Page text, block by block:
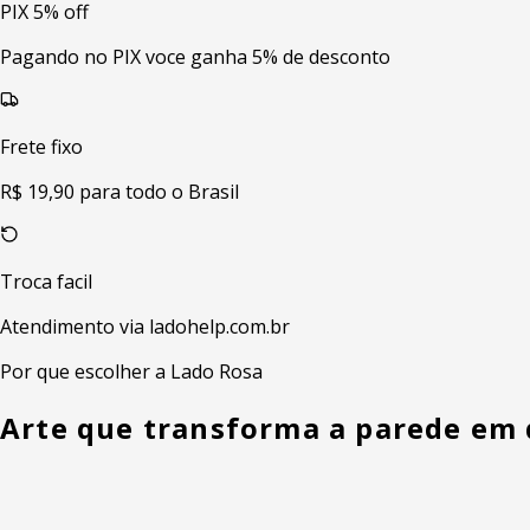
PIX 5% off
Pagando no PIX voce ganha 5% de desconto
Frete fixo
R$ 19,90 para todo o Brasil
Troca facil
Atendimento via ladohelp.com.br
Por que escolher a Lado Rosa
Arte que transforma a parede em